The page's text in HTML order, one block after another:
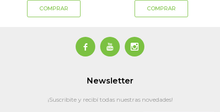
  
Newsletter
¡Suscribite y recibí todas nuestras novedades!